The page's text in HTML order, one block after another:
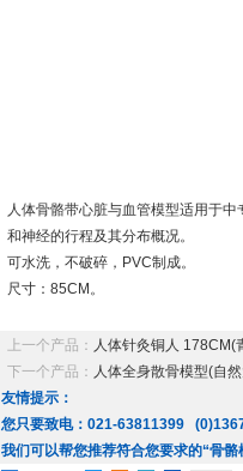
人体骨骼带心脏与血管模型适用于
和神经的行程及其分布概况。
可水洗，不破碎，PVC制成。
尺寸：85CM。
上一个产品： 人体针灸铜人 178CM(
下一个产品： 人体全身散骨模型(自
友情提示：
您只要致电：021-63811399
我们可以帮您推荐符合您要求的“骨骼